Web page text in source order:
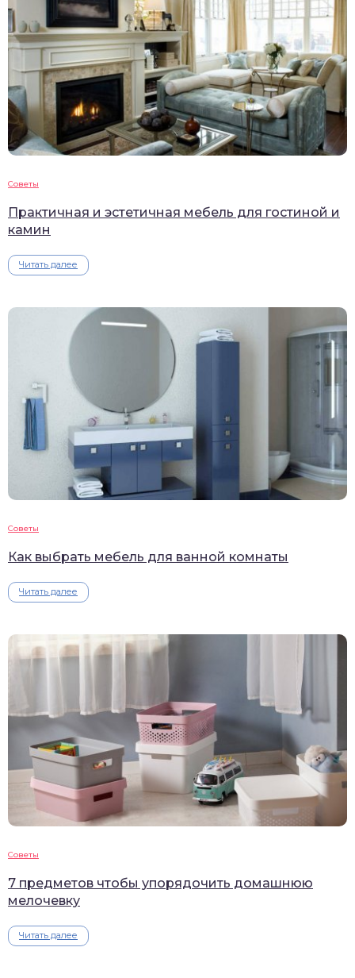
Советы
Практичная и эстетичная мебель для гостиной и
камин
Читать далее
Советы
Как выбрать мебель для ванной комнаты
Читать далее
Советы
7 предметов чтобы упорядочить домашнюю
мелочевку
Читать далее